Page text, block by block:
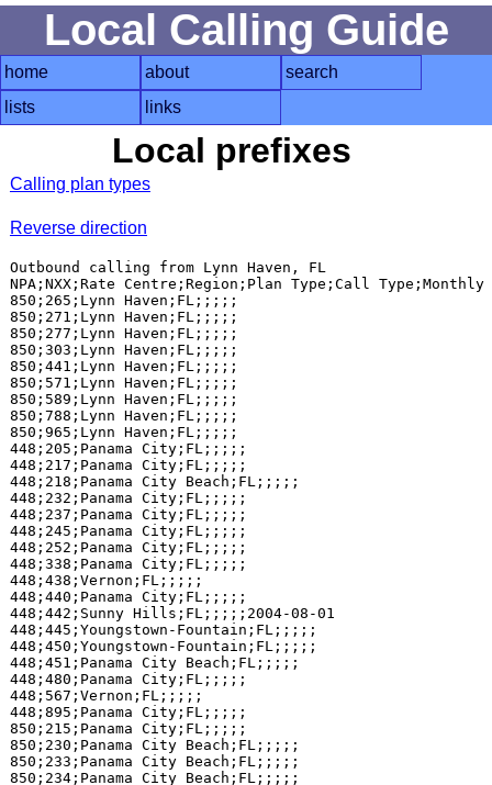
Local Calling Guide
home about
search
lists
links
Local prefixes
Calling plan types
Reverse direction
Outbound calling from Lynn Haven, FL
NPA;NXX;Rate Centre;Region;Plan Type;Call
850;265;Lynn Haven;FL;;;;;
850;271;Lynn Haven;FL;;;;;
850;277;Lynn Haven;FL;;;;;
850;303;Lynn Haven;FL;;;;;
850;441;Lynn Haven;FL;;;;;
850;571;Lynn Haven;FL;;;;;
850;589;Lynn Haven;FL;;;;;
850;788;Lynn Haven;FL;;;;;
850;965;Lynn Haven;FL;;;;;
448;205;Panama City;FL;;;;;
448;217;Panama City;FL;;;;;
448;218;Panama City Beach;FL;;;;;
448;232;Panama City;FL;;;;;
448;237;Panama City;FL;;;;;
448;245;Panama City;FL;;;;;
448;252;Panama City;FL;;;;;
448;338;Panama City;FL;;;;;
448;438;Vernon;FL;;;;;
448;440;Panama City;FL;;;;;
448;442;Sunny Hills;FL;;;;;2004-08-01
448;445;Youngstown-Fountain;FL;;;;;
448;450;Youngstown-Fountain;FL;;;;;
448;451;Panama City Beach;FL;;;;;
448;480;Panama City;FL;;;;;
448;567;Vernon;FL;;;;;
448;895;Panama City;FL;;;;;
850;215;Panama City;FL;;;;;
850;230;Panama City Beach;FL;;;;;
850;233;Panama City Beach;FL;;;;;
850;234;Panama City Beach;FL;;;;;